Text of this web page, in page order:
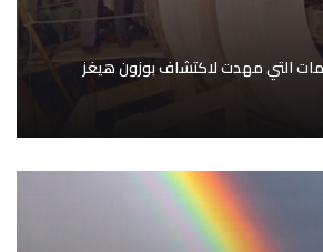
التي مهدت لاكتشاف بوزون هيغز